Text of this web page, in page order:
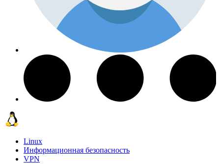
Linux
Информационная безопасность
VPN